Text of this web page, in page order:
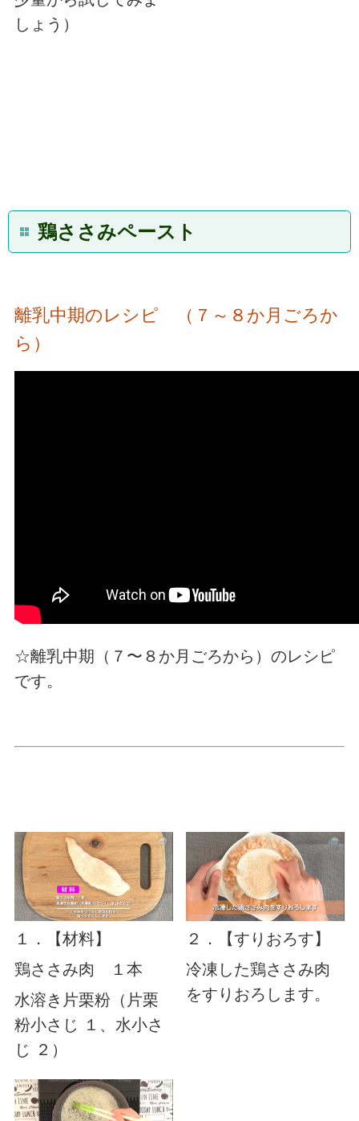
しょう）
鶏ささみペースト
離乳中期のレシピ （７～８か月ごろか
ら）
☆離乳中期（７〜８か月ごろから）のレシピ
です。
１．【材料】
鶏ささみ肉 １本
水溶き片栗粉（片栗
粉小さじ １、水小さ
じ ２）
２．【すりおろす】
冷凍した鶏ささみ肉
をすりおろします。